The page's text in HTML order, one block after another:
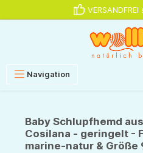
Navigation
Baby Schlupfhemd
Cosilana - geringelt -
marine-natur & Größe